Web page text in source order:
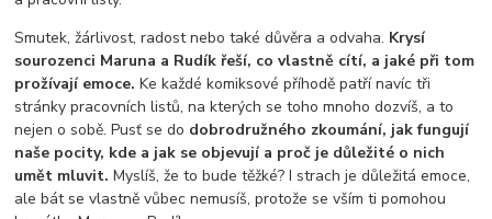
Smutek, žárlivost, radost nebo také důvěra a odvaha. Krysí
sourozenci Maruna a Rudík řeší, co vlastně cítí, a jaké při tom
prožívají emoce.Ke každé komiksové příhodě patří navíc tři
stránky pracovních listů, na kterých se toho mnoho dozvíš, a to
nejen o sobě. Pusť se do dobrodružného zkoumání, jak fungují
naše pocity, kde a jak se objevují a proč je důležité o nich
umět mluvit. Myslíš, že to bude těžké? I strach je důležitá emoce,
ale bát se vlastně vůbec nemusíš, protože se vším ti pomohou